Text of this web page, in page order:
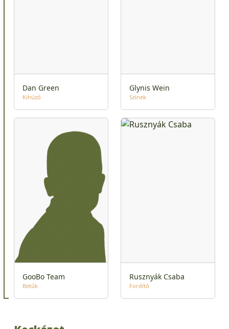
Dan Green
Kihúzó
Glynis Wein
Színek
GooBo Team
Betűk
Rusznyák Csaba
Fordító